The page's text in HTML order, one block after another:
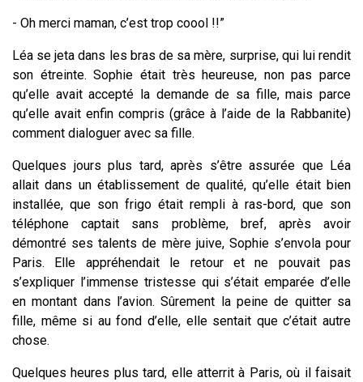
- Oh merci maman, c’est trop coool !!”
Léa se jeta dans les bras de sa mère, surprise, qui lui rendit
son étreinte. Sophie était très heureuse, non pas parce
qu’elle avait accepté la demande de sa fille, mais parce
qu’elle avait enfin compris (grâce à l’aide de la Rabbanite)
comment dialoguer avec sa fille.
Quelques jours plus tard, après s’être assurée que Léa
allait dans un établissement de qualité, qu’elle était bien
installée, que son frigo était rempli à ras-bord, que son
téléphone captait sans problème, bref, après avoir
démontré ses talents de mère juive, Sophie s’envola pour
Paris. Elle appréhendait le retour et ne pouvait pas
s’expliquer l’immense tristesse qui s’était emparée d’elle
en montant dans l’avion. Sûrement la peine de quitter sa
fille, même si au fond d’elle, elle sentait que c’était autre
chose.
Quelques heures plus tard, elle atterrit à Paris, où il faisait